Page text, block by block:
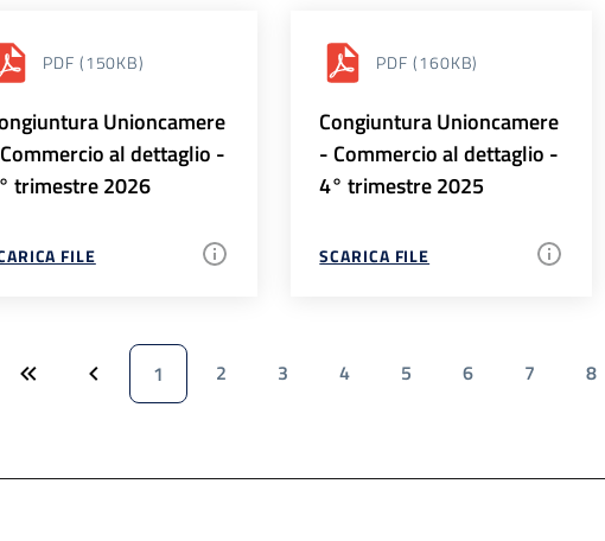
PDF (150KB)
Unioncamere
al dettaglio -
trimestre 2026
FILE
PDF (160KB)
Congiuntura Unioncamere
- Commercio al dettaglio -
4° trimestre 2025
SCARICA FILE
1 2 3 4 5 6 7 8